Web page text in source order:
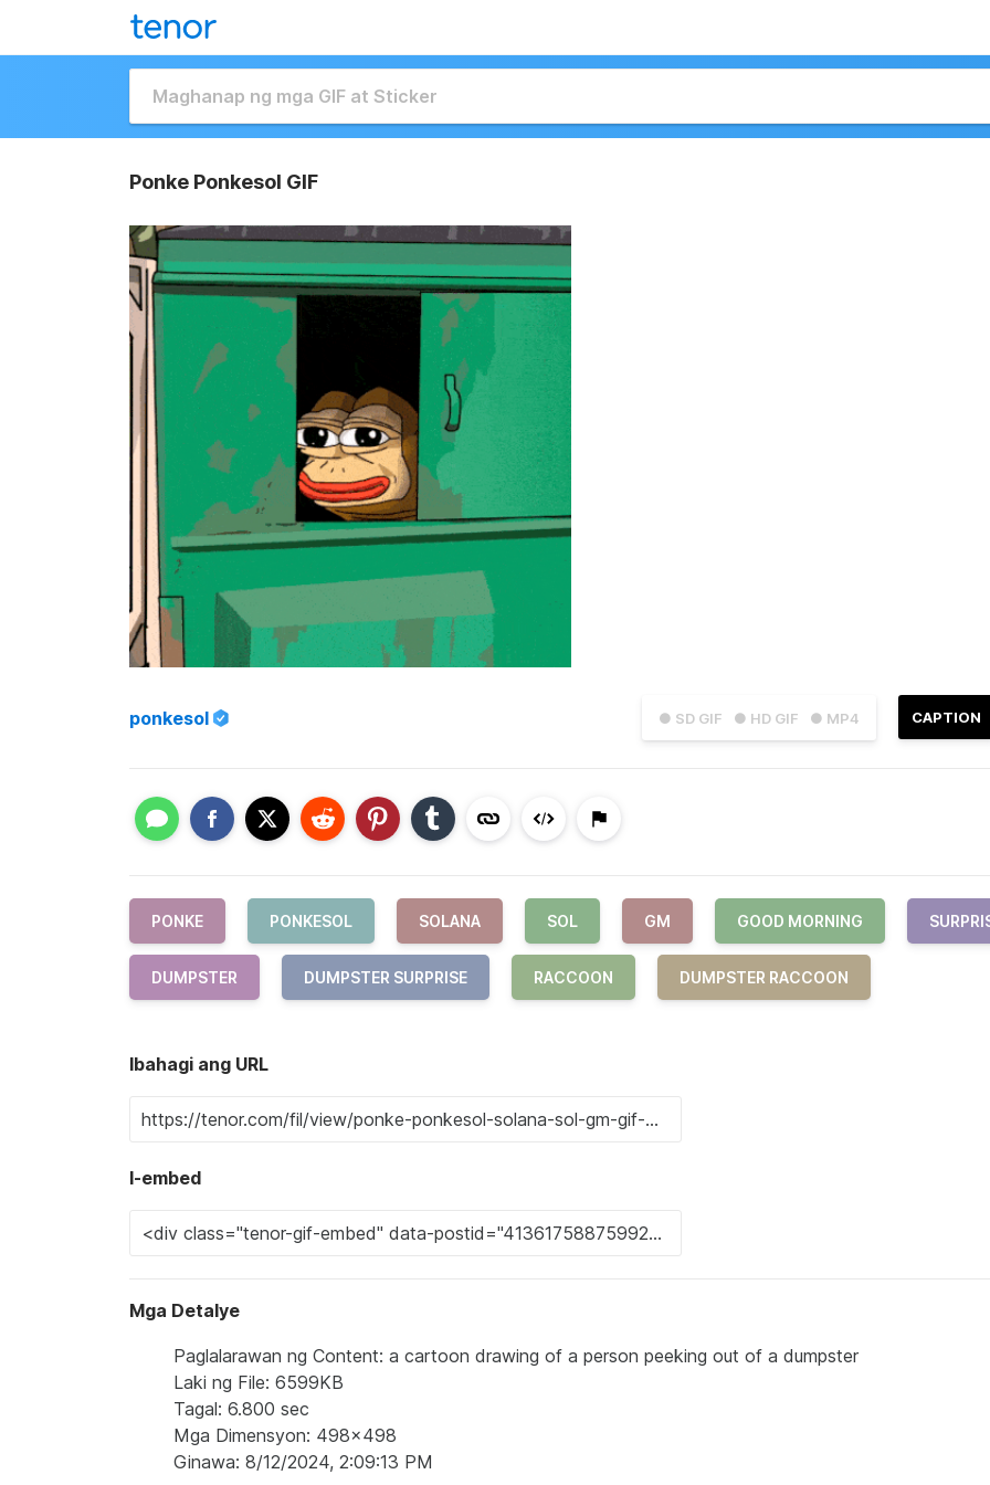
Ponke Ponkesol GIF
● SD GIF ● HD GIF ● MP4 CAPTION
ponkesol
PONKE PONKESOL SOLANA SOL GM GOOD MORNING
DUMPSTER DUMPSTER SURPRISE RACCOON DUMPSTER RACCOON
Ibahagi ang URL
I-embed
Mga Detalye
Paglalarawan ng Content: a cartoon drawing of a person peeking out of a dumpster
Laki ng File: 6599KB
Tagal: 6.800 sec
Mga Dimensyon: 498x498
Ginawa: 8/12/2024, 2:09:13 PM